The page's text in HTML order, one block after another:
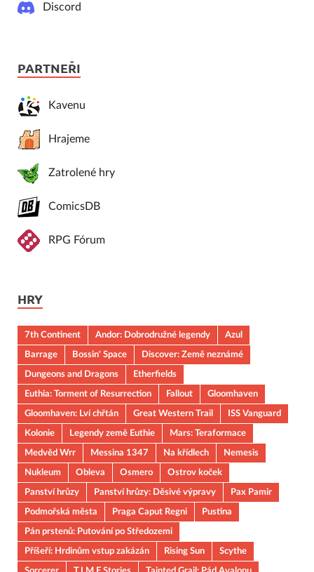
Discord
PARTNEŘI
Kavenu
Hrajeme
Zatrolené hry
ComicsDB
RPG Fórum
HRY
7th Continent Andor: Dobrodružné legendy
Azul
Barrage
Bossin' Space
Discover: Země neznámé
Dungeons and Dragons
Etherfields
Euthia: Torment of Resurrection
Fallout
Gloomhaven
Gloomhaven: Lví chřtán
Great Western Trail
ISS Vanguard
Kolonie
Legendy země Euthie
Mars: Teraformace
Medvěd Wrr
Messina 1347 Na křídlech
Nemesis
Nukleum
Obleva Osmero
Ostrov koček
Panství hrůzy
Panství hrůzy: Děsivé výpravy
Pax Pamir
Podmořská města
Praga Caput Regni
Pustina
Pán prstenů: Putování po Středozemi
Příšeří: Hrdinům vstup zakázán
Rising Sun
Scythe